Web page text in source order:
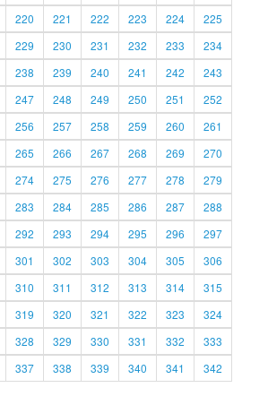
220 221 222 223 224
225
229 230 231 232 233
234
238 239 240 241 242
243
247 248 249 250 251
252
256 257 258 259 260
261
265 266 267 268 269
270
274 275 276 277 278
279
283 284 285 286 287
288
292 293 294 295 296
297
301 302 303 304 305
306
310 311 312 313 314
315
319 320 321 322 323
324
328 329 330 331 332
333
337 338 339 340 341
342